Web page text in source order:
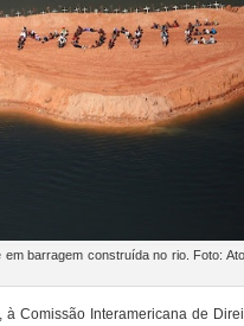
barragem construída no rio. Foto:
Comissão Interamericana de